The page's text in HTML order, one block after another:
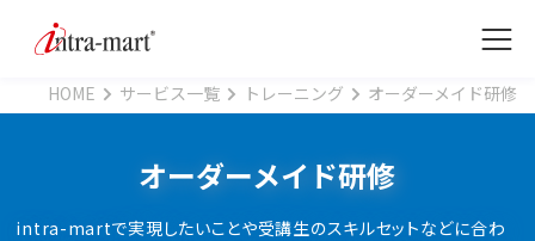
HOME サービス一覧 トレーニング オーダーメイド研修
オーダーメイド研修
intra-martで実現したいことや受講生のスキルセットなどに合わ